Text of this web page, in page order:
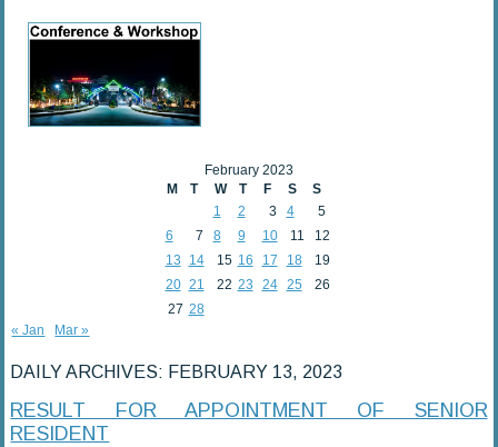
February 2023
M
T W T F S
S
1
2 3 4
5
6
7 8 9 10 11
12
13
14 15 16 17 18
19
20 21 22 23 24 25
26
27 28
« Jan
Mar »
DAILY ARCHIVES: FEBRUARY 13, 2023
RESULT FOR APPOINTMENT OF SENIOR
RESIDENT